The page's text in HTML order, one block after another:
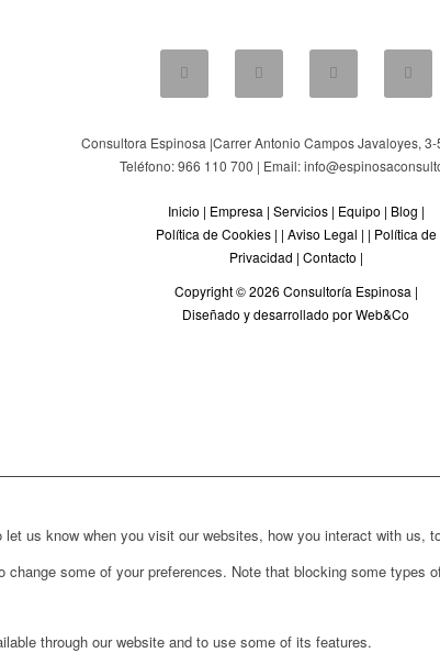
Consultora Espinosa |Carrer Antonio Campos Javaloyes, 3-
Teléfono: 966 110 700 | Email:
Inicio | Empresa | Servicios| Equipo | Blog |
Política de Cookies| | Aviso Legal | | Política de
Privacidad | Contacto |
Copyright © 2026 Consultoría Espinosa |
Diseñado y desarrollado por Web&Co
us know when you visit our websites, how you interact with us,
some of your preferences. Note that blocking some
through our website and to use some of its features.